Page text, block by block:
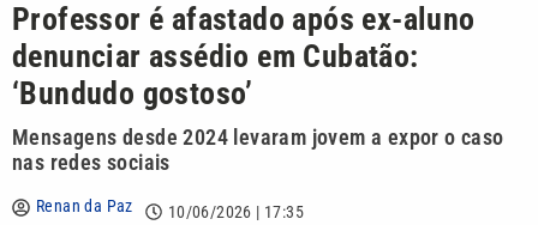
Professor é afastado após ex-aluno
denunciar assédio em Cubatão:
‘Bundudo gostoso’
Mensagens desde 2024 levaram jovem a expor o caso
nas redes sociais
Renan da Paz 10/06/2026 | 17:35